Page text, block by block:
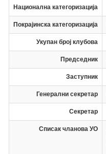
Национална категоризација
Покрајинска категоризација
Укупан број клубова
Председник
Заступник
Генерални секретар
Секретар
Списак чланова УО